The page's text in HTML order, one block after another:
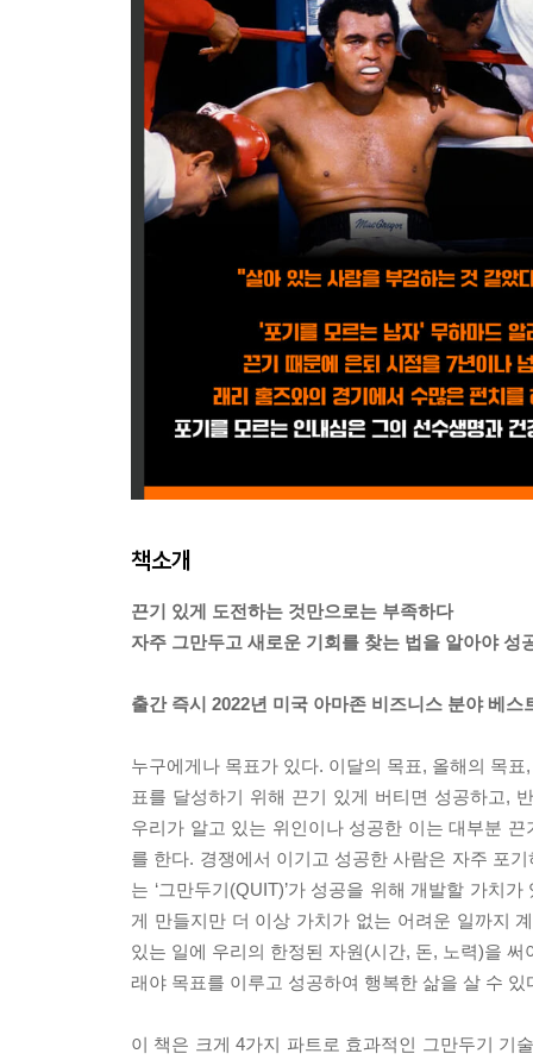
책소개
끈기 있게 도전하는 것만으로는 부족하다
자주 그만두고 새로운 기회를 찾는 법을 알아야 성
출간 즉시 2022년 미국 아마존 비즈니스 분야 베스
누구에게나 목표가 있다. 이달의 목표, 올해의 목
표를 달성하기 위해 끈기 있게 버티면 성공하고,
우리가 알고 있는 위인이나 성공한 이는 대부분
를 한다. 경쟁에서 이기고 성공한 사람은 자주 포
는 ‘그만두기(QUIT)’가 성공을 위해 개발할 가치
게 만들지만 더 이상 가치가 없는 어려운 일까지
있는 일에 우리의 한정된 자원(시간, 돈, 노력)을
래야 목표를 이루고 성공하여 행복한 삶을 살 수 있
이 책은 크게 4가지 파트로 효과적인 그만두기 기